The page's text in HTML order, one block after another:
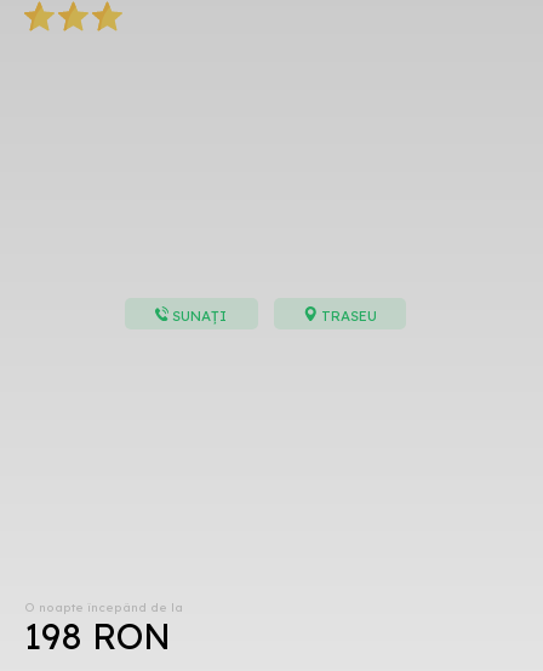
SUNAȚI TRASEU
O noapte începând de la
198 RON